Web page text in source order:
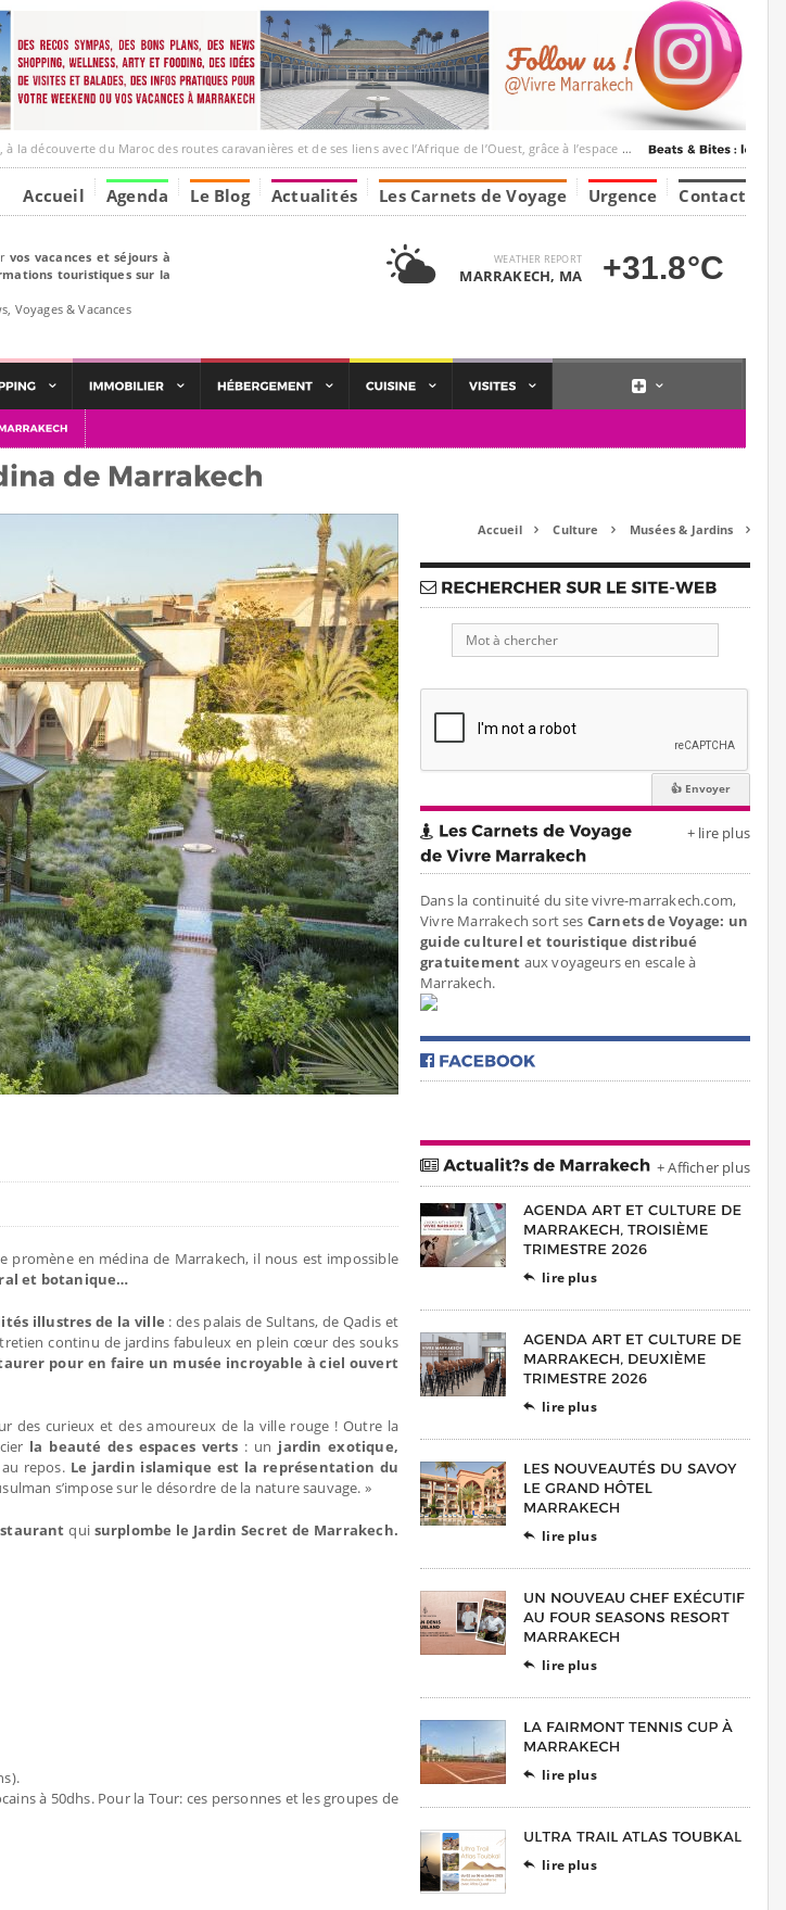
du Maroc des routes caravanières et de ses liens avec l’Afrique de l’Ouest, grâce à l’espace Marrakesh-Tumbuktu.
Accueil Agenda Le Blog Actualités Les Carnets de Voyage Urgence Contact
vos vacances et séjours à
touristiques sur la
Voyages & Vacances
WEATHER REPORT
MARRAKECH, MA +31.8°C
promène en médina de Marrakech, il nous est impossible
et botanique…
illustres de la ville : des palais de Sultans, de Qadis et
continu de jardins fabuleux en plein cœur des souks
pour en faire un musée incroyable à ciel ouvert
des curieux et des amoureux de la ville rouge ! Outre la
la beauté des espaces verts : un jardin exotique,
repos. Le jardin islamique est la représentation du
s’impose sur le désordre de la nature sauvage. »
quisurplombe le Jardin Secret de Marrakech.
à 50dhs. Pour la Tour: ces personnes et les groupes de
Accueil  Culture  Musées & Jardins 
+ lire plus
Dans la continuité du site vivre-marrakech.com,
Vivre Marrakech sort ses Carnets de Voyage: un
guide culturel et touristique distribué
gratuitement aux voyageurs en escale à
Marrakech.
+ Afficher plus
 lire plus
 lire plus
 lire plus
 lire plus
 lire plus
 lire plus